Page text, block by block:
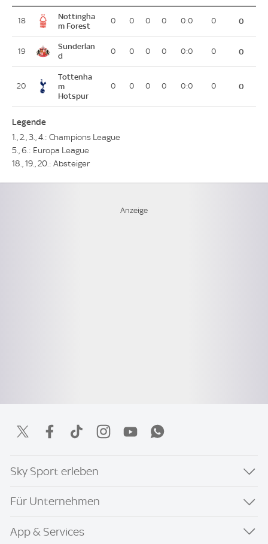
18
Nottingha
m Forest
0 0 0 0 0:0 0 0
19
Sunderlan
d
0 0 0 0 0:0 0 0
20
Tottenha
m
Hotspur
0 0 0 0 0:0 0 0
Legende
1., 2., 3., 4.: Champions League
5., 6.: Europa League
18., 19., 20.: Absteiger
Sky Sport erleben
Für Unternehmen
App & Services